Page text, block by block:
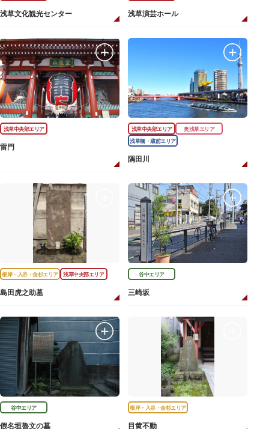
浅草文化観光センター 浅草演芸ホール
浅草中央部エリア
雷門
浅草中央部エリア
奥浅草エリア
浅草橋・蔵前エリア
隅田川
根岸・入谷・金杉エリア 浅草中央部エリア
島田虎之助墓
谷中エリア
三崎坂
谷中エリア
假名垣魯文の墓
根岸・入谷・金杉エリア
目黄不動